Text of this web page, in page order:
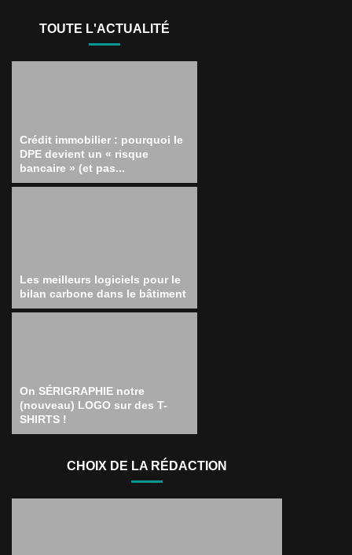
TOUTE L'ACTUALITÉ
Crédit immobilier : pourquoi le
DPE devient un « risque
bancaire » (et pas...
Les meilleurs logiciels pour le
bilan carbone dans le bâtiment
On SÉRIGRAPHIE notre
(nouveau) LOGO sur des T-
SHIRTS !
CHOIX DE LA RÉDACTION